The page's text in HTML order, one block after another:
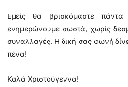
Εμείς θα βρισκόμαστε
ενημερώνουμε σωστά, χωρίς
συναλλαγές. Η δική σας φωνή
πένα!
Καλά Χριστούγεννα!